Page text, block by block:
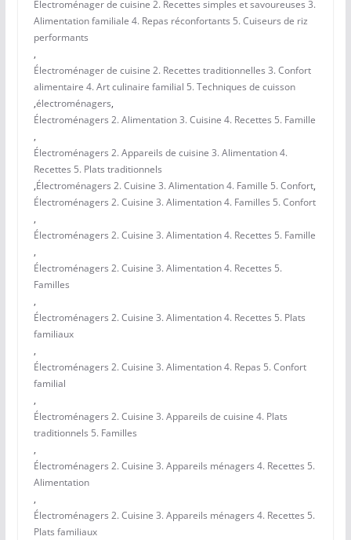
Électroménager de cuisine 2. Recettes simples et savoureuses 3.
Alimentation familiale 4. Repas réconfortants 5. Cuiseurs de riz
performants
,
Électroménager de cuisine 2. Recettes traditionnelles 3. Confort
alimentaire 4. Art culinaire familial 5. Techniques de cuisson
,électroménagers,
Électroménagers 2. Alimentation 3. Cuisine 4. Recettes 5. Famille
,
Électroménagers 2. Appareils de cuisine 3. Alimentation 4.
Recettes 5. Plats traditionnels
,Électroménagers 2. Cuisine 3. Alimentation 4. Famille 5. Confort,
Électroménagers 2. Cuisine 3. Alimentation 4. Familles 5. Confort
,
Électroménagers 2. Cuisine 3. Alimentation 4. Recettes 5. Famille
,
Électroménagers 2. Cuisine 3. Alimentation 4. Recettes 5.
Familles
,
Électroménagers 2. Cuisine 3. Alimentation 4. Recettes 5. Plats
familiaux
,
Électroménagers 2. Cuisine 3. Alimentation 4. Repas 5. Confort
familial
,
Électroménagers 2. Cuisine 3. Appareils de cuisine 4. Plats
traditionnels 5. Familles
,
Électroménagers 2. Cuisine 3. Appareils ménagers 4. Recettes 5.
Alimentation
,
Électroménagers 2. Cuisine 3. Appareils ménagers 4. Recettes 5.
Plats familiaux